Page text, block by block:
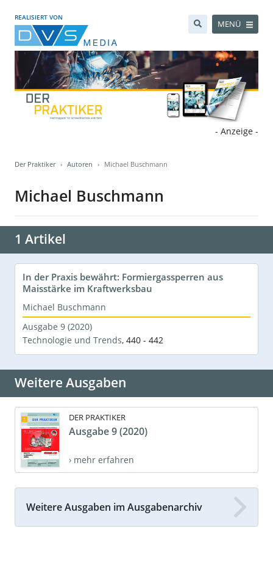
REALISIERT VON
MENÜ
- Anzeige -
Der Praktiker Autoren Michael Buschmann
Michael Buschmann
1 Artikel
In der Praxis bewährt: Formiergassperren aus
Maisstärke im Kraftwerksbau
Michael Buschmann
Ausgabe 9 (2020)
Technologie und Trends, 440 - 442
Weitere Ausgaben
DER PRAKTIKER
Ausgabe 9 (2020)
› mehr erfahren
Weitere Ausgaben im Ausgabenarchiv